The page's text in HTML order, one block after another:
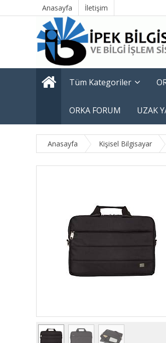
Anasayfa İletişim
Tüm Kategoriler
ORKA FORUM UZAK
Anasayfa Kişisel Bilgisayar